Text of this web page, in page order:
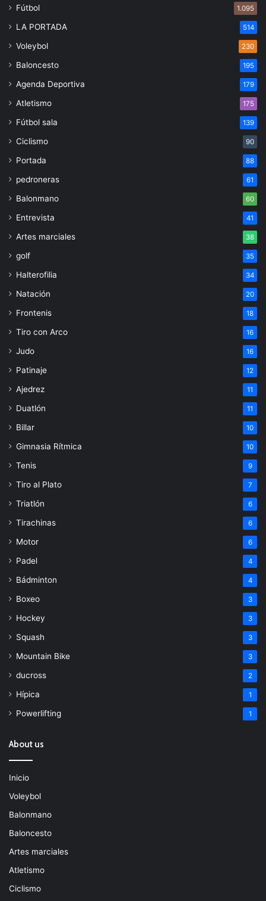
Fútbol 1.095
LA PORTADA 514
Voleybol 230
Baloncesto 195
Agenda Deportiva 179
Atletismo 175
Fútbol sala 139
Ciclismo 90
Portada 88
pedroneras 61
Balonmano 60
Entrevista 41
Artes marciales 38
golf 35
Halterofilia 34
Natación 20
Frontenis 18
Tiro con Arco 16
Judo 16
Patinaje 12
Ajedrez 11
Duatlón 11
Billar 10
Gimnasia Rítmica 10
Tenis 9
Tiro al Plato 7
Triatlón 6
Tirachinas 6
Motor 6
Padel 4
Bádminton 4
Boxeo 3
Hockey 3
Squash 3
Mountain Bike 3
ducross 2
Hípica 1
Powerlifting 1
About us
Inicio
Voleybol
Balonmano
Baloncesto
Artes marciales
Atletismo
Ciclismo